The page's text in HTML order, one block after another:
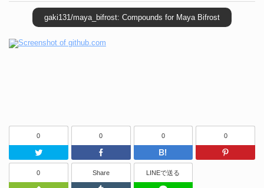
gaki131/maya_bifrost: Compounds for Maya Bifrost
0
Twitter
0
Facebook
0
はてなブッ
0
0 Share LINEで送る